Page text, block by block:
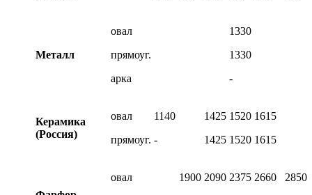
Металл
овал
прямоуг.
арка
1330
1330
-
Керамика
(Россия)
овал
прямоуг.
1140
-
1425
1425
1520
1520
1615
1615
овал
1900 2090 2375 2660
2850